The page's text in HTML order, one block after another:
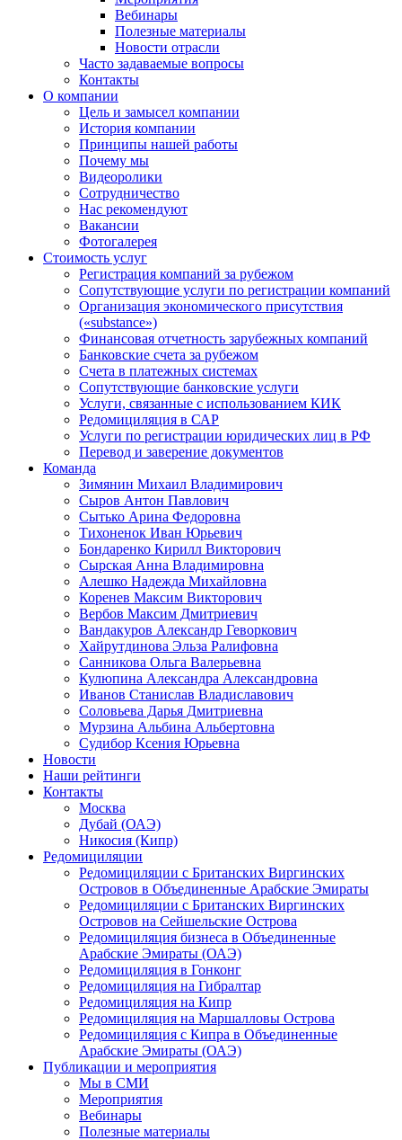
Вебинары
Полезные материалы
Новости отрасли
Часто задаваемые вопросы
Контакты
О компании
Цель и замысел компании
История компании
Принципы нашей работы
Почему мы
Видеоролики
Сотрудничество
Нас рекомендуют
Вакансии
Фотогалерея
Стоимость услуг
Регистрация компаний за рубежом
Сопутствующие услуги по регистрации компаний
Организация экономического присутствия
(«substance»)
Финансовая отчетность зарубежных компаний
Банковские счета за рубежом
Счета в платежных системах
Сопутствующие банковские услуги
Услуги, связанные с использованием КИК
Редомициляция в САР
Услуги по регистрации юридических лиц в РФ
Перевод и заверение документов
Команда
Зимянин Михаил Владимирович
Сыров Антон Павлович
Сытько Арина Федоровна
Тихоненок Иван Юрьевич
Бондаренко Кирилл Викторович
Сырская Анна Владимировна
Алешко Надежда Михайловна
Коренев Максим Викторович
Вербов Максим Дмитриевич
Вандакуров Александр Геворкович
Хайрутдинова Эльза Ралифовна
Санникова Ольга Валерьевна
Кулюпина Александра Александровна
Иванов Станислав Владиславович
Соловьева Дарья Дмитриевна
Мурзина Альбина Альбертовна
Судибор Ксения Юрьевна
Новости
Наши рейтинги
Контакты
Москва
Дубай (ОАЭ)
Никосия (Кипр)
Редомициляции
Редомициляции с Британских Виргинских
Островов в Объединенные Арабские Эмираты
Редомициляции с Британских Виргинских
Островов на Сейшельские Острова
Редомициляция бизнеса в Объединенные
Арабские Эмираты (ОАЭ)
Редомициляция в Гонконг
Редомициляция на Гибралтар
Редомициляция на Кипр
Редомициляция на Маршалловы Острова
Редомициляция с Кипра в Объединенные
Арабские Эмираты (ОАЭ)
Публикации и мероприятия
Мы в СМИ
Мероприятия
Вебинары
Полезные материалы